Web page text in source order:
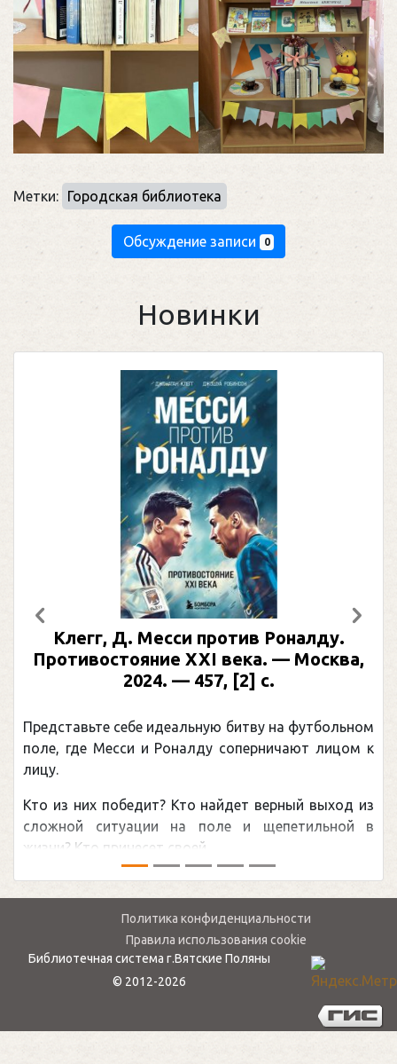
Метки: Городская библиотека
Обсуждение записи 0
Новинки
Клегг, Д. Месси против Роналду.
Противостояние XXI века. — Москва,
2024. — 457, [2] с.
Представьте себе идеальную битву на футбольном
поле, где Месси и Роналду соперничают лицом к
лицу.
Кто из них победит? Кто найдет верный выход из
сложной ситуации на поле и щепетильной в
жизни? Кто принесет своей ...
Предыдущий
Политика конфиденциальности
Правила использования cookie
Библиотечная система г.Вятские Поляны
© 2012-2026